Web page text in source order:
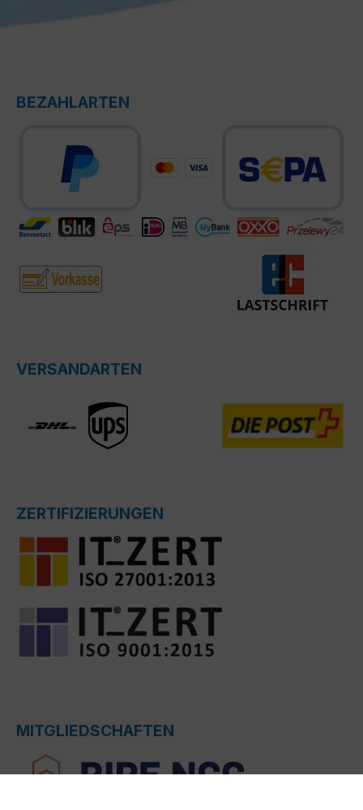
BEZAHLARTEN
VERSANDARTEN
ZERTIFIZIERUNGEN
MITGLIEDSCHAFTEN